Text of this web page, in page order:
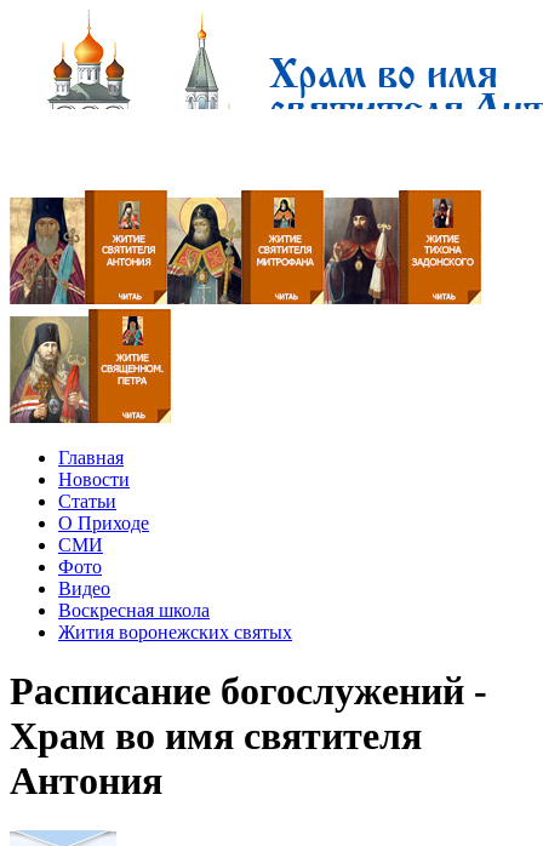
Главная
Новости
Статьи
О Приходе
СМИ
Фото
Видео
Воскресная школа
Жития воронежских святых
Расписание богослужений -
Храм во имя святителя
Антония